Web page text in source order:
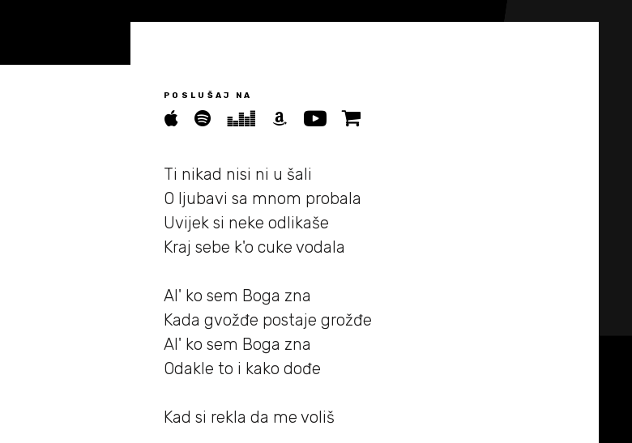
Biografija
Partneri
Kontakt
POSLUŠAJ NA
Ti nikad nisi ni u šali
O ljubavi sa mnom probala
Uvijek si neke odlikaše
Kraj sebe k'o cuke vodala
Al' ko sem Boga zna
Kada gvožđe postaje grožđe
Al' ko sem Boga zna
Odakle to i kako dođe
Kad si rekla da me voliš